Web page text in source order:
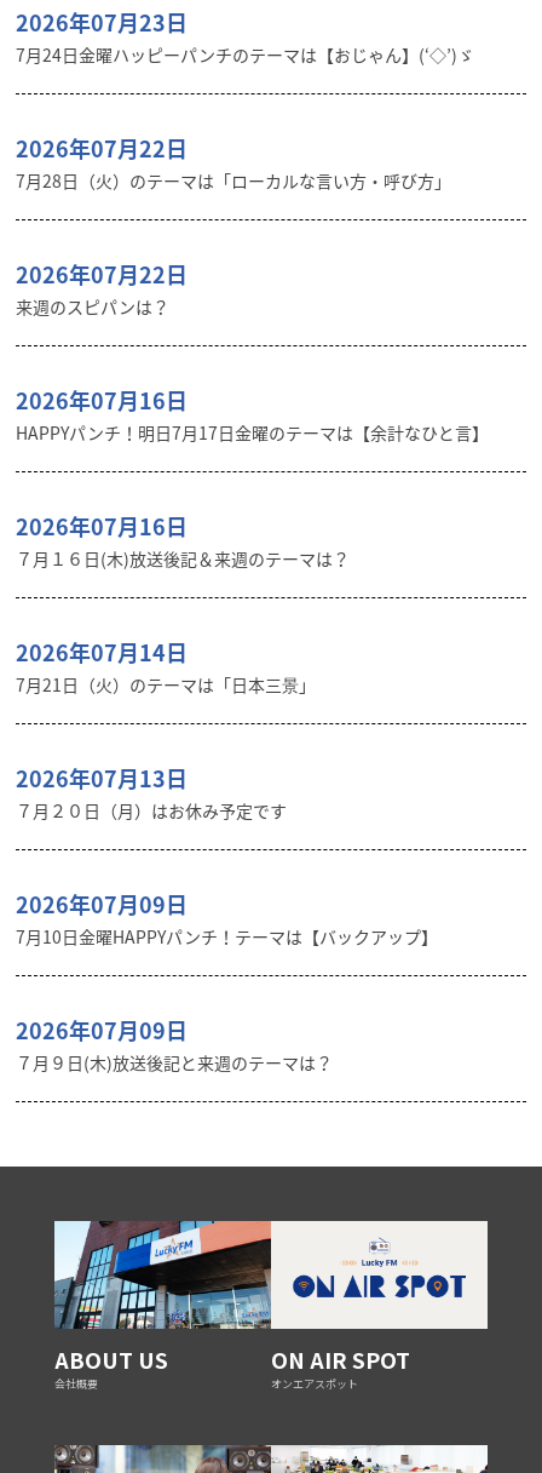
2026年07月23日
7月24日金曜ハッピーパンチのテーマは【おじゃん】(‘◇’)ゞ
2026年07月22日
7月28日（火）のテーマは「ローカルな言い方・呼び方」
2026年07月22日
来週のスピパンは？
2026年07月16日
HAPPYパンチ！明日7月17日金曜のテーマは【余計なひと言】
2026年07月16日
７月１６日(木)放送後記＆来週のテーマは？
2026年07月14日
7月21日（火）のテーマは「日本三景」
2026年07月13日
７月２０日（月）はお休み予定です
2026年07月09日
7月10日金曜HAPPYパンチ！テーマは【バックアップ】
2026年07月09日
７月９日(木)放送後記と来週のテーマは？
ABOUT US
会社概要
ON AIR SPOT
オンエアスポット